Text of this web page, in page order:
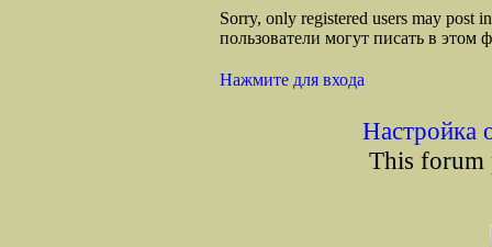
Sorry, only registered users may post
пользователи могут писать в этом
Нажмите для входа
Настройка
This